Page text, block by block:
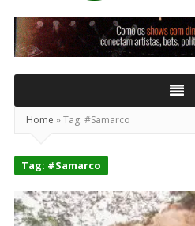
De
Olho
nos
Home »Tag: #Samarco
Tag: #Samarco